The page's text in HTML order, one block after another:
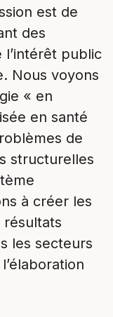
est de
des
l’intérêt public
Nous voyons
« en
en santé
de
structurelles
à créer les
résultats
les secteurs